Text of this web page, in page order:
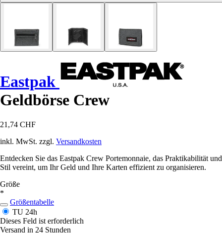
Eastpak
Geldbörse Crew
21,74 CHF
inkl. MwSt. zzgl. Versandkosten
Entdecken Sie das Eastpak Crew Portemonnaie, das Praktikabilität und
Stil vereint, um Ihr Geld und Ihre Karten effizient zu organisieren.
Größe
*
Größentabelle
TU 24h
Dieses Feld ist erforderlich
Versand in 24 Stunden